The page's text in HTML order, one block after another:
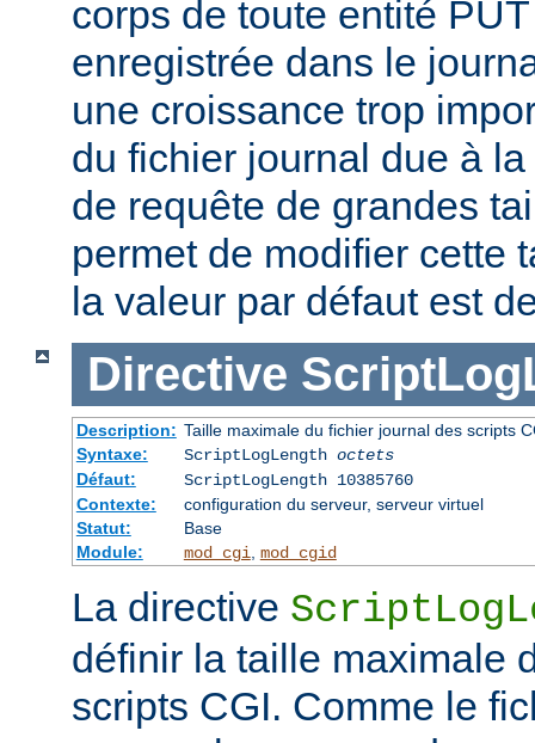
corps de toute entité
enregistrée dans le
une croissance trop
du fichier journal due à
de requête de grandes
permet de modifier cette
la valeur par défaut est
Directive
Description: Taille maximale du fichier journal des scripts
Syntaxe:
ScriptLogLength octets
Défaut:
ScriptLogLength 10385760
Contexte:
configuration du serveur, serveur virtuel
Statut:
Base
Module:
mod_cgi mod_cgid
La directive
définir la taille maximale
scripts CGI. Comme le